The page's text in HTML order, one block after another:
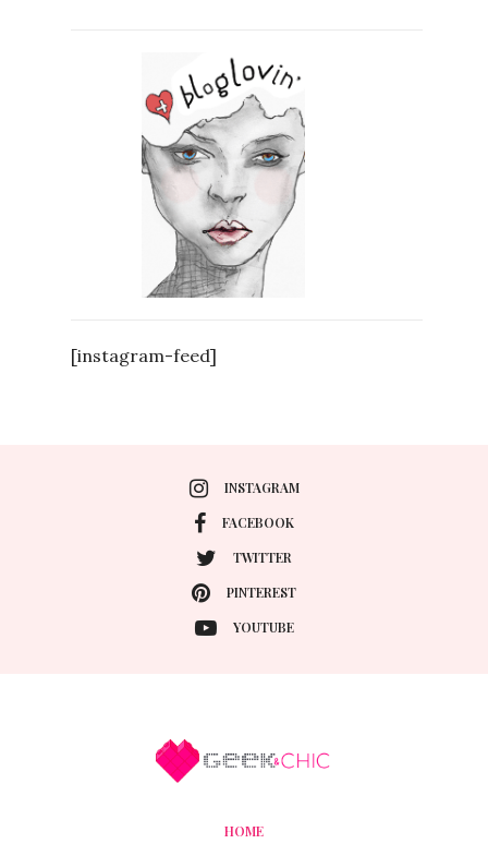
[instagram-feed]
INSTAGRAM
FACEBOOK
TWITTER
PINTEREST
YOUTUBE
HOME